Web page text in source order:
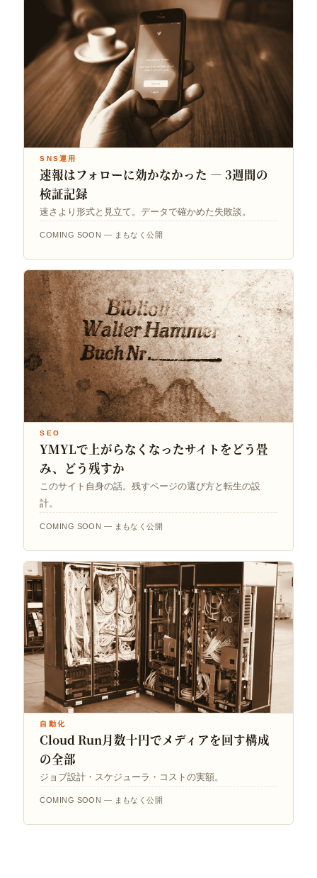
SNS運用
速報はフォローに効かなかった — 3週間の
検証記録
速さより形式と見立て。データで確かめた失敗談。
COMING SOON — まもなく公開
SEO
YMYLで上がらなくなったサイトをどう畳
み、どう残すか
このサイト自身の話。残すページの選び方と転生の設
計。
COMING SOON — まもなく公開
自動化
Cloud Run月数十円でメディアを回す構成
の全部
ジョブ設計・スケジューラ・コストの実額。
COMING SOON — まもなく公開